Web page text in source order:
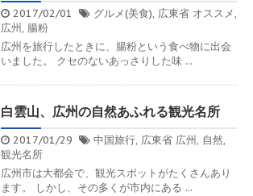
2017/02/01 グルメ(美食), 広東省 オススメ,
広州, 腸粉
広州を旅行したときに、腸粉という食べ物に出会
いました。 クセのないあっさりした味 ...
白雲山、広州の自然あふれる観光名所
2017/01/29 中国旅行, 広東省 広州, 自然,
観光名所
広州市は大都会で、観光スポットがたくさんあり
ます。 しかし、その多くが市内にある ...